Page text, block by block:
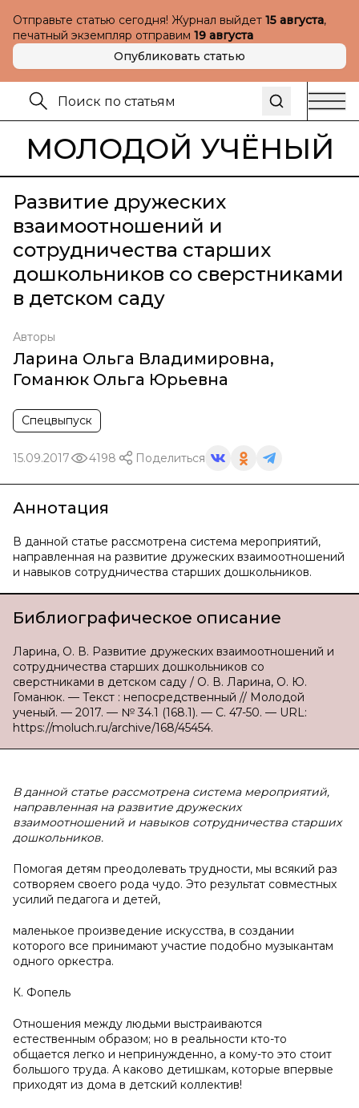
Отправьте статью сегодня! Журнал выйдет 15 августа,
печатный экземпляр отправим 19 августа
Опубликовать статью
МОЛОДОЙ УЧЁНЫЙ
Развитие дружеских
взаимоотношений и
сотрудничества старших
дошкольников со сверстниками
в детском саду
Авторы
Ларина Ольга Владимировна,
Гоманюк Ольга Юрьевна
Спецвыпуск
15.09.2017 4198 Поделиться
Аннотация
В данной статье рассмотрена система мероприятий,
направленная на развитие дружеских взаимоотношений
и навыков сотрудничества старших дошкольников.
Библиографическое описание
Ларина, О. В. Развитие дружеских взаимоотношений и
сотрудничества старших дошкольников со
сверстниками в детском саду / О. В. Ларина, О. Ю.
Гоманюк. — Текст : непосредственный // Молодой
ученый. — 2017. — № 34.1 (168.1). — С. 47-50. — URL:
https://moluch.ru/archive/168/45454.
В данной статье рассмотрена система мероприятий,
направленная на развитие дружеских
взаимоотношений и навыков сотрудничества старших
дошкольников.
Помогая детям преодолевать трудности, мы всякий раз
сотворяем своего рода чудо. Это результат совместных
усилий педагога и детей,
маленькое произведение искусства, в создании
которого все принимают участие подобно музыкантам
одного оркестра.
К. Фопель
Отношения между людьми выстраиваются
естественным образом; но в реальности кто-то
общается легко и непринужденно, а кому-то это стоит
большого труда. А каково детишкам, которые впервые
приходят из дома в детский коллектив!